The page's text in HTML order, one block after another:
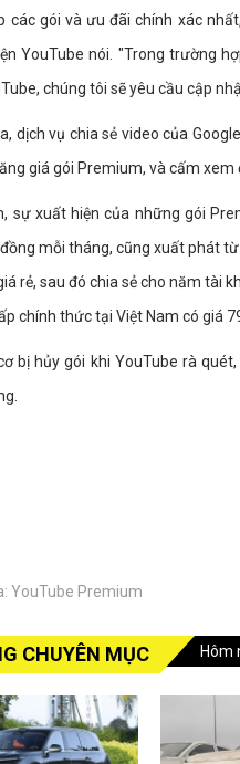
các gói và ưu đãi chính xác
YouTube nói. "Trong trường
chúng tôi sẽ yêu cầu cập
dịch vụ chia sẻ video của
giá gói Premium, và cấm
sự xuất hiện của những gói
mỗi tháng, cũng xuất phát
rẻ, sau đó chia sẻ cho năm tài
chính thức tại Việt Nam có giá
bị hủy gói khi YouTube rà
YouTube Premium
CHUYÊN MỤC Hôm